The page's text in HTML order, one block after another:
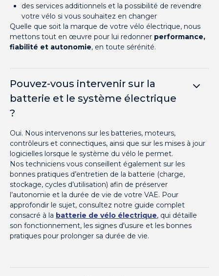
des services additionnels et la possibilité de revendre
votre vélo si vous souhaitez en changer
Quelle que soit la marque de votre vélo électrique, nous
mettons tout en œuvre pour lui redonner performance,
fiabilité et autonomie, en toute sérénité.
Pouvez-vous intervenir sur la
batterie et le système électrique
?
Oui. Nous intervenons sur les batteries, moteurs,
contrôleurs et connectiques, ainsi que sur les mises à jour
logicielles lorsque le système du vélo le permet.
Nos techniciens vous conseillent également sur les
bonnes pratiques d’entretien de la batterie (charge,
stockage, cycles d’utilisation) afin de préserver
l’autonomie et la durée de vie de votre VAE. Pour
approfondir le sujet, consultez notre guide complet
consacré à la batterie de vélo électrique, qui détaille
son fonctionnement, les signes d'usure et les bonnes
pratiques pour prolonger sa durée de vie.